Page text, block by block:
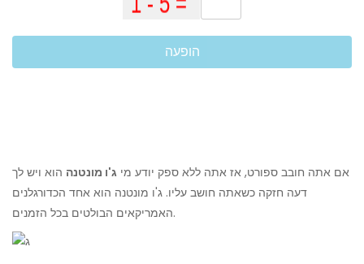
הופעה
אם אתה חובב ספורט, אז אתה ללא ספק יודע מי ג'ו מונטנה הוא ויש לך
דעה חזקה כשאתה חושב עליו. ג'ו מונטנה הוא אחד הכדורגלנים
האמריקאים הבולטים בכל הזמנים.